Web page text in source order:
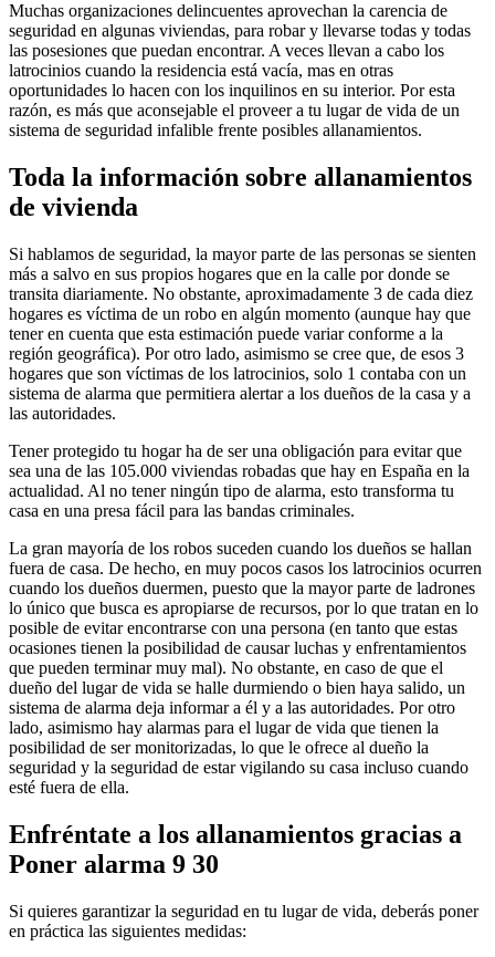
Muchas organizaciones delincuentes aprovechan la carencia de
seguridad en algunas viviendas, para robar y llevarse todas y todas
las posesiones que puedan encontrar. A veces llevan a cabo los
latrocinios cuando la residencia está vacía, mas en otras
oportunidades lo hacen con los inquilinos en su interior. Por esta
razón, es más que aconsejable el proveer a tu lugar de vida de un
sistema de seguridad infalible frente posibles allanamientos.
Toda la información sobre allanamientos
de vivienda
Si hablamos de seguridad, la mayor parte de las personas se sienten
más a salvo en sus propios hogares que en la calle por donde se
transita diariamente. No obstante, aproximadamente 3 de cada diez
hogares es víctima de un robo en algún momento (aunque hay que
tener en cuenta que esta estimación puede variar conforme a la
región geográfica). Por otro lado, asimismo se cree que, de esos 3
hogares que son víctimas de los latrocinios, solo 1 contaba con un
sistema de alarma que permitiera alertar a los dueños de la casa y a
las autoridades.
Tener protegido tu hogar ha de ser una obligación para evitar que
sea una de las 105.000 viviendas robadas que hay en España en la
actualidad. Al no tener ningún tipo de alarma, esto transforma tu
casa en una presa fácil para las bandas criminales.
La gran mayoría de los robos suceden cuando los dueños se hallan
fuera de casa. De hecho, en muy pocos casos los latrocinios ocurren
cuando los dueños duermen, puesto que la mayor parte de ladrones
lo único que busca es apropiarse de recursos, por lo que tratan en lo
posible de evitar encontrarse con una persona (en tanto que estas
ocasiones tienen la posibilidad de causar luchas y enfrentamientos
que pueden terminar muy mal). No obstante, en caso de que el
dueño del lugar de vida se halle durmiendo o bien haya salido, un
sistema de alarma deja informar a él y a las autoridades. Por otro
lado, asimismo hay alarmas para el lugar de vida que tienen la
posibilidad de ser monitorizadas, lo que le ofrece al dueño la
seguridad y la seguridad de estar vigilando su casa incluso cuando
esté fuera de ella.
Enfréntate a los allanamientos gracias a
Poner alarma 9 30
Si quieres garantizar la seguridad en tu lugar de vida, deberás poner
en práctica las siguientes medidas: